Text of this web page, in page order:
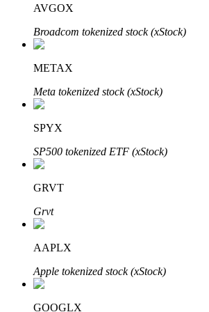
Penguncian BTR
Investasi eksklusif untuk pemegang BTR
Pinjaman
AVGOX
Broadcom tokenized stock (xStock)
METAX
Meta tokenized stock (xStock)
SPYX
SP500 tokenized ETF (xStock)
GRVT
Grvt
AAPLX
Apple tokenized stock (xStock)
GOOGLX